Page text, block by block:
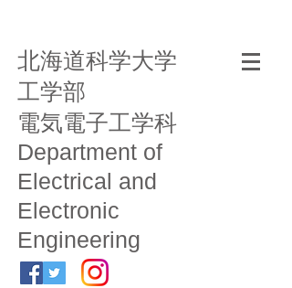
北海道科学大学
工学部
電気電子工学科
Department of
Electrical and
Electronic
Engineering